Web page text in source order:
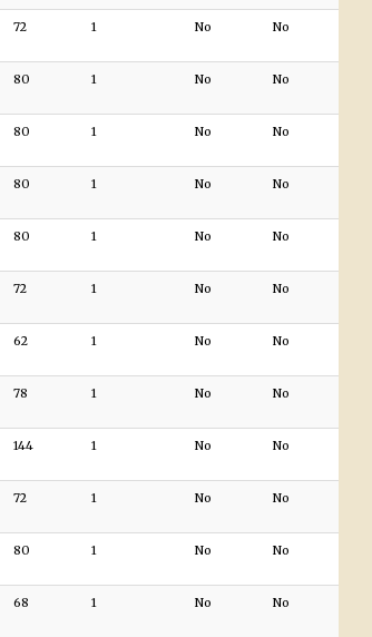
72 1 No No
80 1 No No
80 1 No No
80 1 No No
80 1 No No
72 1 No No
62 1 No No
78 1 No No
144 1 No No
72 1 No No
80 1 No No
68 1 No No